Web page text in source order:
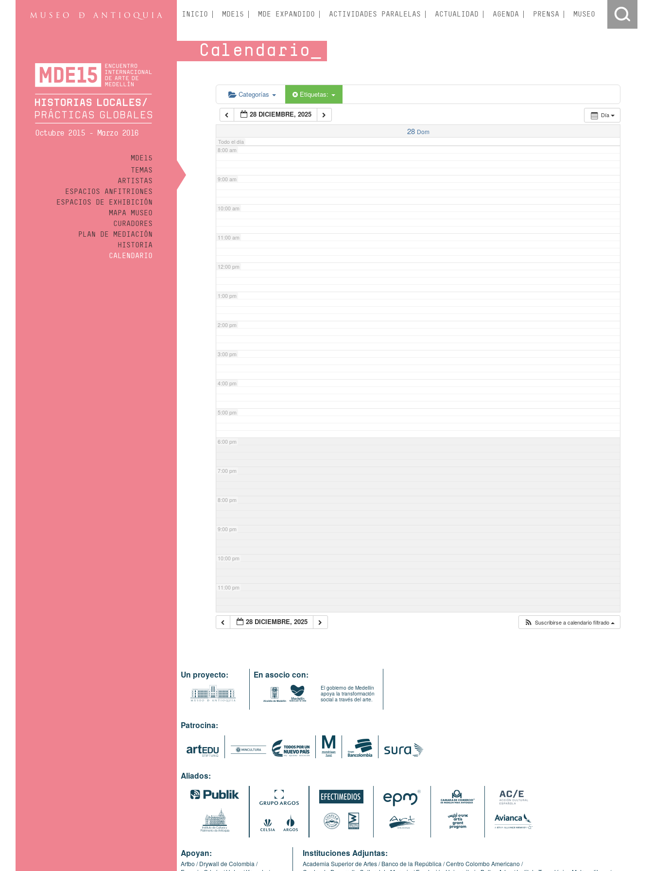
Octubre 2015 - Marzo 2016
MDE15
TEMAS
ARTISTAS
ESPACIOS ANFITRIONES
ESPACIOS DE EXHIBICIÓN
MAPA MUSEO
CURADORES
PLAN DE MEDIACIÓN
HISTORIA
CALENDARIO
INICIO MDE15 MDE EXPANDIDO ACTIVIDADES PARALELAS ACTUALIDAD AGENDA PRENSA MUSEO
Calendario
Categorías Etiquetas:
Día
28 DICIEMBRE, 2025
28 Dom
Todo el día
5:00 am
6:00 am
7:00 am
8:00 am
9:00 am
10:00 am
11:00 am
12:00 pm
1:00 pm
2:00 pm
3:00 pm
4:00 pm
5:00 pm
6:00 pm
7:00 pm
8:00 pm
9:00 pm
10:00 pm
11:00 pm
28 DICIEMBRE, 2025 Suscribirse a calendario filtrado
Un proyecto: En asocio con:
El gobierno de Medellín
apoya la transformación
social a través del arte.
Patrocina:
Aliados:
Apoyan:
Artbo
Drywall de Colombia
Instituciones Adjuntas:
Academia Superior de Artes Banco de la República Centro Colombo Americano